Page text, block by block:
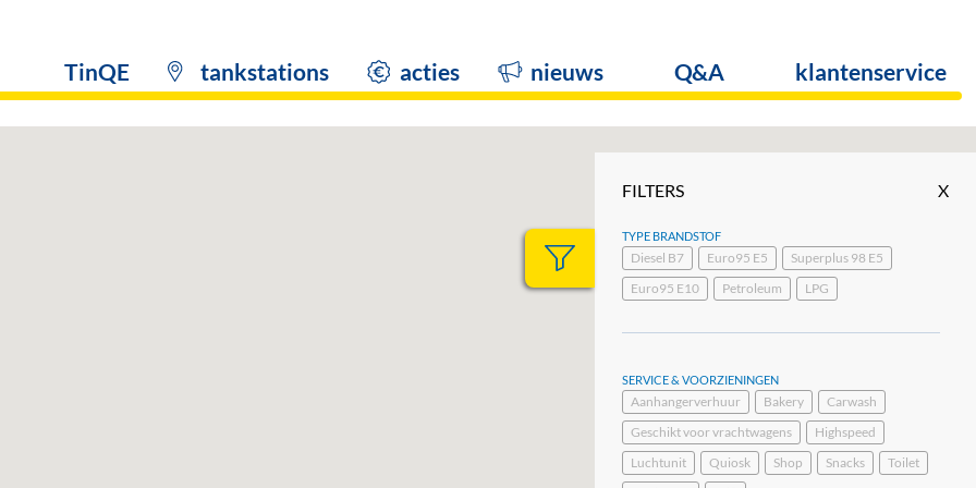
TinQE tankstations acties nieuws Q&A klantenservice
FILTERS X
TYPE BRANDSTOF
Diesel B7 Euro95 E5
Superplus 98 E5
Euro95 E10
Petroleum LPG
SERVICE & VOORZIENINGEN
Aanhangerverhuur Bakery
Carwash
Geschikt voor vrachtwagens
Highspeed
Luchtunit
Quiosk Shop Snacks
Toilet